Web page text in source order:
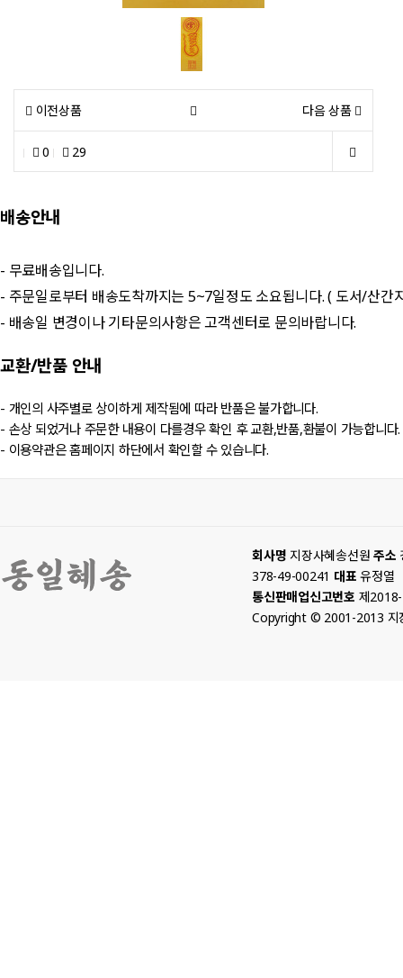
이전상품 다음 상품
0 29
배송안내
- 무료배송입니다.
- 주문일로부터 배송도착까지는 5~7일정도 소요됩니다. ( 도서/산간
- 배송일 변경이나 기타문의사항은 고객센터로 문의바랍니다.
교환/반품안내
- 개인의 사주별로 상이하게 제작됨에 따라 반품은 불가합니다.
- 손상 되었거나 주문한 내용이 다를경우 확인 후 교환,반품,환불이 가능합니다.
- 이용약관은 홈페이지 하단에서 확인할 수 있습니다.
회사명 지장사혜송선원 주소
378-49-00241 대표 유정열
통신판매업신고번호 제
Copyright © 2001-2013 지